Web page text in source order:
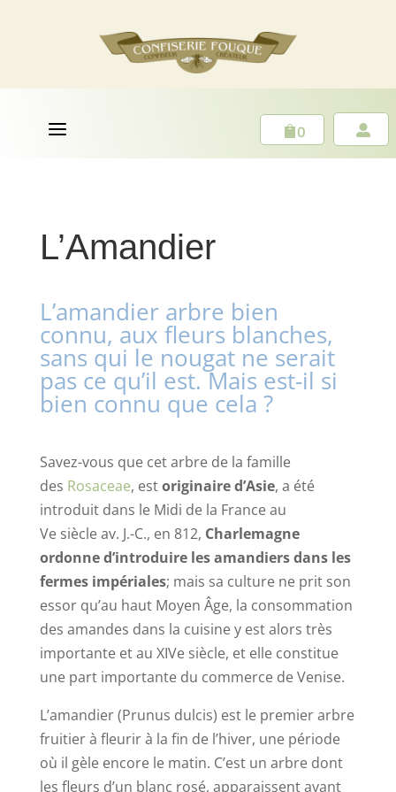
a 0 
L’Amandier
L’amandier arbre bien
connu, aux fleurs blanches,
sans qui le nougat ne serait
pas ce qu’il est. Mais est-il si
bien connu que cela ?
Savez-vous que cet arbre de la famille
des Rosaceae, estoriginaire d’Asie, a été
introduit dans le Midi de la France au
Ve siècle av. J.-C., en 812, Charlemagne
ordonne d’introduire les amandiers dans les
fermes impériales; mais sa culture ne prit son
essor qu’au haut Moyen Âge, la consommation
des amandes dans la cuisine y est alors très
importante et au XIVe siècle, et elle constitue
une part importante du commerce de Venise.
L’amandier (Prunus dulcis) est le premier arbre
fruitier à fleurir à la fin de l’hiver, une période
où il gèle encore le matin. C’est un arbre dont
les fleurs d’un blanc rosé, apparaissent avant